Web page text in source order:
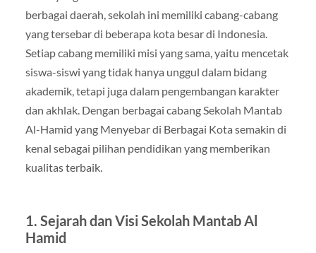
berbagai daerah, sekolah ini memiliki cabang-cabang
yang tersebar di beberapa kota besar di Indonesia.
Setiap cabang memiliki misi yang sama, yaitu mencetak
siswa-siswi yang tidak hanya unggul dalam bidang
akademik, tetapi juga dalam pengembangan karakter
dan akhlak. Dengan berbagai cabang Sekolah Mantab
Al-Hamid yang Menyebar di Berbagai Kota semakin di
kenal sebagai pilihan pendidikan yang memberikan
kualitas terbaik.
1. Sejarah dan Visi Sekolah Mantab Al
Hamid